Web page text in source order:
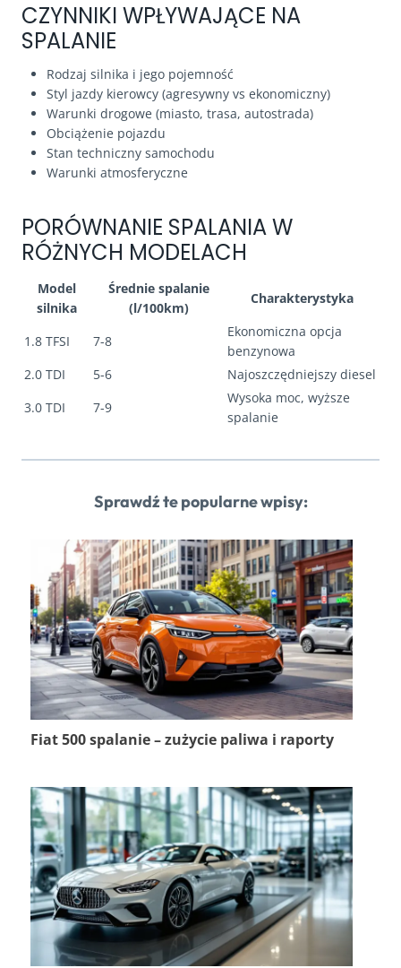
CZYNNIKI WPŁYWAJĄCE NA
SPALANIE
Rodzaj silnika i jego pojemność
Styl jazdy kierowcy (agresywny vs ekonomiczny)
Warunki drogowe (miasto, trasa, autostrada)
Obciążenie pojazdu
Stan techniczny samochodu
Warunki atmosferyczne
PORÓWNANIE SPALANIA W
RÓŻNYCH MODELACH
Model
silnika
Średnie spalanie
(l/100km)
Charakterystyka
1.8 TFSI 7-8
Ekonomiczna opcja
benzynowa
2.0 TDI
5-6
Najoszczędniejszy diesel
3.0 TDI
7-9
Wysoka moc, wyższe
spalanie
Sprawdź te popularne wpisy:
Fiat 500 spalanie – zużycie paliwa i raporty